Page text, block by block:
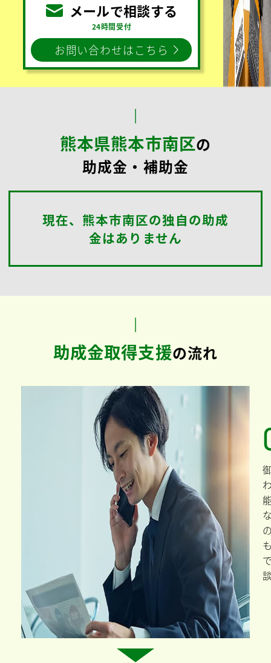
メールで相談する
24時間受付
お問い合わせはこちら
熊本県熊本市南区の
助成金・補助金
現在、熊本市南区の独自の助成
金はありません
助成金取得支援の流れ